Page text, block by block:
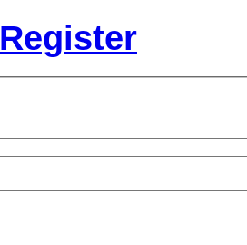
Register